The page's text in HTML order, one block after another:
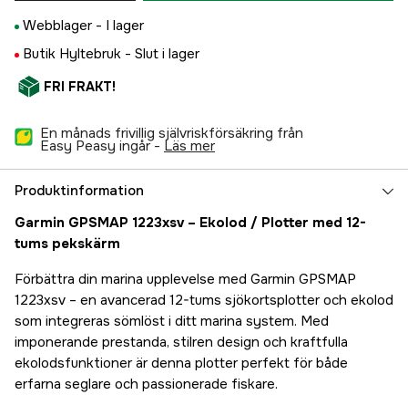
Webblager - I lager
Butik Hyltebruk - Slut i lager
FRI FRAKT!
En månads frivillig självriskförsäkring från
Easy Peasy ingår - läs mer
Produktinformation
Garmin GPSMAP 1223xsv – Ekolod / Plotter med 12-
tums pekskärm
Förbättra din marina upplevelse med Garmin GPSMAP
1223xsv – en avancerad 12-tums sjökortsplotter och ekolod
som integreras sömlöst i ditt marina system. Med
imponerande prestanda, stilren design och kraftfulla
ekolodsfunktioner är denna plotter perfekt för både
erfarna seglare och passionerade fiskare.